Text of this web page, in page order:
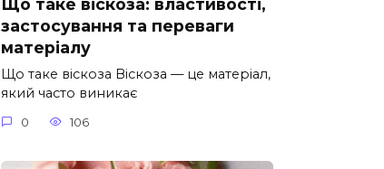
Що таке віскоза: властивості,
застосування та переваги
матеріалу
Що таке віскоза Віскоза — це матеріал,
який часто виникає
0 106